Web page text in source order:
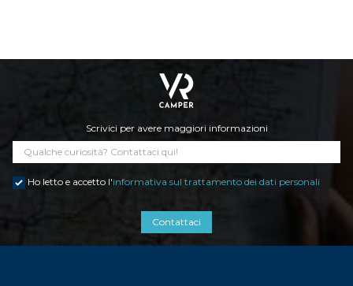
Scrivici per avere maggiori informazioni
Ho letto e accetto l'informativa sul trattamento dei dati personali
Contattaci